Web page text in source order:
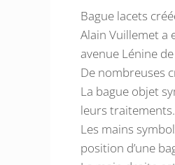
Bague lacets
Alain Vuillemet a
avenue Lénine
De nombreuses
La bague objet
leurs traitements.
Les mains
position d’une